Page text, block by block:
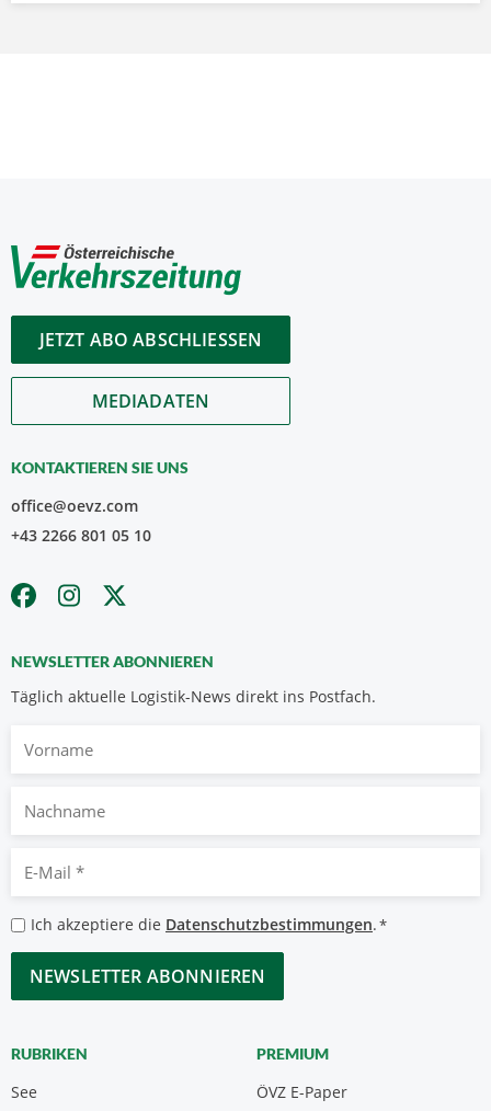
JETZT ABO ABSCHLIESSEN
MEDIADATEN
KONTAKTIEREN SIE UNS
office@oevz.com
+43 2266 801 05 10
NEWSLETTER ABONNIEREN
Täglich aktuelle Logistik-News direkt ins Postfach.
Nachname
Mail
*
Datenschutzbestimmungen
*
Ich akzeptiere die Datenschutzbestimmungen.*
CAPTCHA
RUBRIKEN
See
PREMIUM
ÖVZ E-Paper